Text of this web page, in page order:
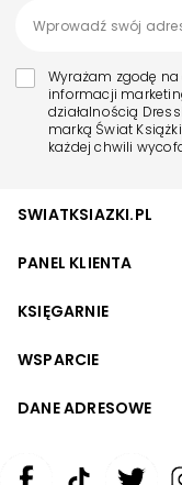
Wyrażam zgodę
informacji
działalnością
marką Świat
każdej chwili
SWIATKSIAZKI.PL
PANEL KLIENTA
KSIĘGARNIE
WSPARCIE
DANE ADRESOWE
Zwiększ rozmiar